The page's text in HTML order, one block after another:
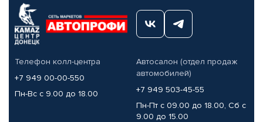
Телефон колл-центра
+7 949 00-00-550
Пн-Вс с 9.00 до 18.00
Автосалон (отдел продаж
автомобилей)
+7 949 503-45-55
Пн-Пт с 09.00 до 18.00, Сб с
9.00 до 15.00